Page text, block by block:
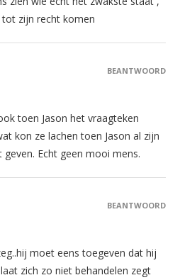
zijn recht komen
toen Jason het vraagteken
kon ze lachen toen Jason al zijn
Echt geen mooi mens.
BEANTWOORD
moet eens toegeven dat hij
zich zo niet behandelen zegt
BEANTWOORD